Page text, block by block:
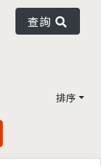
查詢
排序